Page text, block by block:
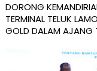
DORONG
TERMINAL TELUK
GOLD DALAM